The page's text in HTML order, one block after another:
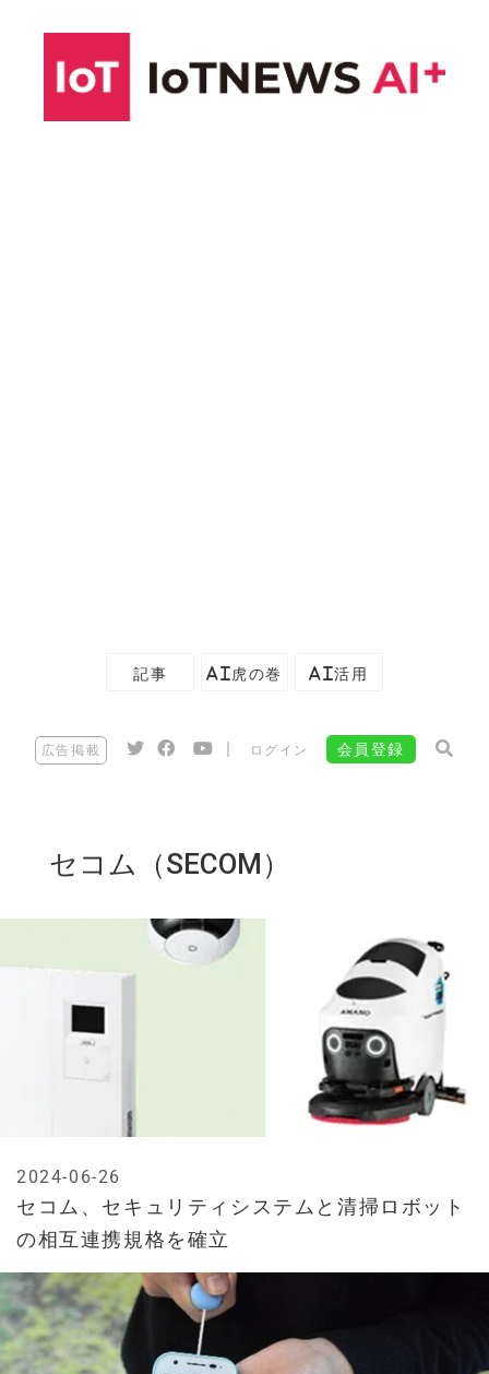
記事 AI虎の巻 AI活用
広告掲載 ログイン 会員登録
セコム（SECOM）
セコム、セキュリティシステムと清掃ロボット
の相互連携規格を確立
2024-06-26